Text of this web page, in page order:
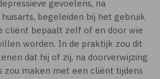
gevoelens, na
begeleiden bij het gebruik
cliënt bepaalt zelf of en door wie
worden. In de praktijk zou dit
dat hij of zij, na doorverwijzing
zou maken met een cliënt tijdens